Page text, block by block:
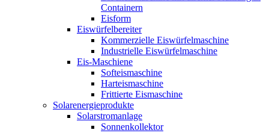
Containern
Eisform
Eiswürfelbereiter
Kommerzielle Eiswürfelmaschine
Industrielle Eiswürfelmaschine
Eis-Maschiene
Softeismaschine
Harteismaschine
Frittierte Eismaschine
Solarenergieprodukte
Solarstromanlage
Sonnenkollektor